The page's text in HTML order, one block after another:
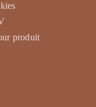
produit